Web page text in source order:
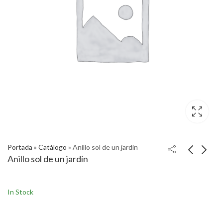
Portada » Catálogo » Anillo sol de un jardín
Anillo sol de un jardín
In Stock